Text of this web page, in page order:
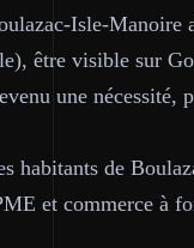
Isle-
être visible sur
une nécessité,
habitants de
et commerce à